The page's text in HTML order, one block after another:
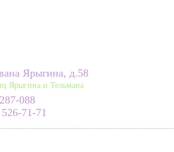
Ярыгина, д.58
Ярыгина и Тельмана
287-088
526-71-71